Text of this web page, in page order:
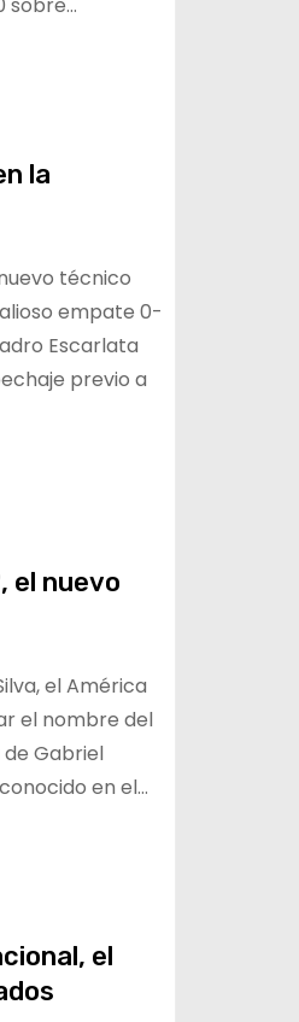
la
técnico
empate 0-
Escarlata
previo a
el nuevo
el América
el nombre del
Gabriel
en el…
el